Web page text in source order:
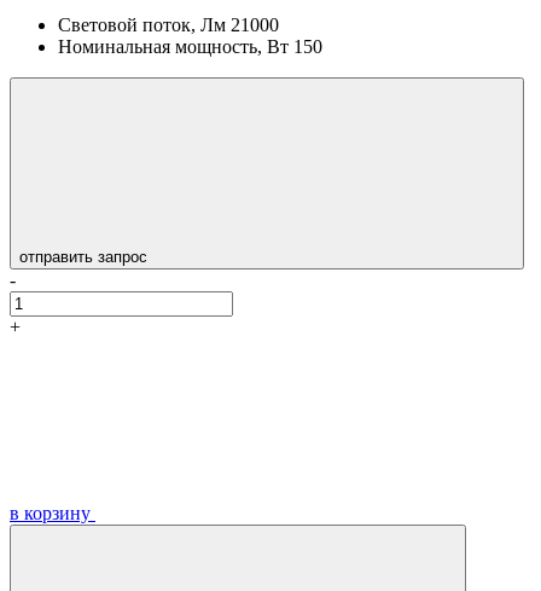
Световой поток, Лм 21000
Номинальная мощность, Вт 150
отправить запрос
-
+
в корзину